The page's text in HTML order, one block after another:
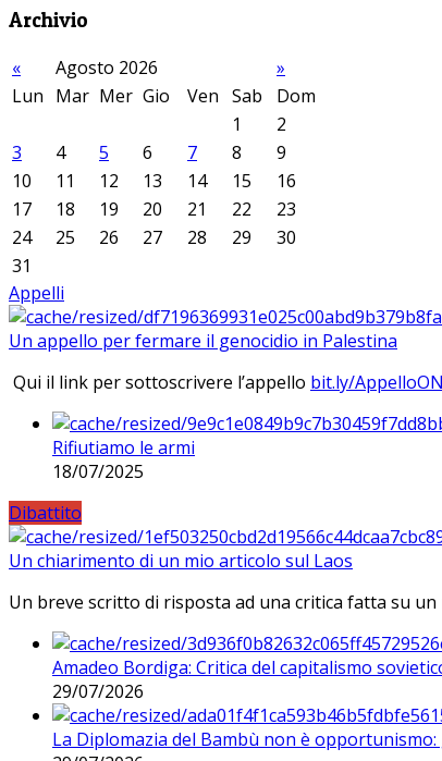
Archivio
« Agosto 2026
»
Lun Mar Mer Gio Ven Sab
Dom
1
2
3
4 5 6 7 8
9
10
11 12 13 14 15
16
17
18 19 20 21 22
23
24
25 26 27 28 29
30
31
Appelli
Un appello per fermare il genocidio in Palestina
Qui il link per sottoscrivere l’appello bit.ly/
Rifiutiamo le armi
18/07/2025
Dibattito
Un chiarimento di un mio articolo sul Laos
Un breve scritto di risposta ad una critica fatta su
Amadeo Bordiga: Critica del capitalismo
29/07/2026
La Diplomazia del Bambù non è